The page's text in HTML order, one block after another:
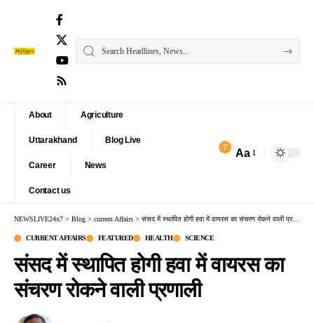
About Agriculture
Uttarakhand Blog Live
Career News
Contact us
7 Aa
NEWSLIVE24x7 > Blog > current Affairs > संसद में स्थापित होगी हवा में वायरस का संचरण रोकने वाली प्रणाली
CURRENT AFFAIRS FEATURED HEALTH SCIENCE
संसद में स्थापित होगी हवा में वायरस का
संचरण रोकने वाली प्रणाली